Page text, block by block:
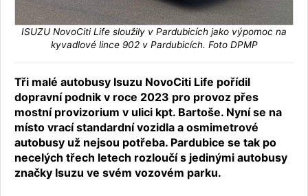
ISUZU NovoCiti Life sloužily v Pardubicích jako výpomoc na
kyvadlové lince 902 v Pardubicích. Foto DPMP
Tři malé autobusy Isuzu NovoCiti Life pořídil
dopravní podnik v roce 2023 pro provoz přes
mostní provizorium v ulici kpt. Bartoše. Nyní se na
místo vrací standardní vozidla a osmimetrové
autobusy už nejsou potřeba. Pardubice se tak po
necelých třech letech rozloučí s jedinými autobusy
značky Isuzu ve svém vozovém parku.